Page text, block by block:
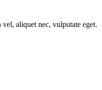
aliquet nec, vulputate eget.